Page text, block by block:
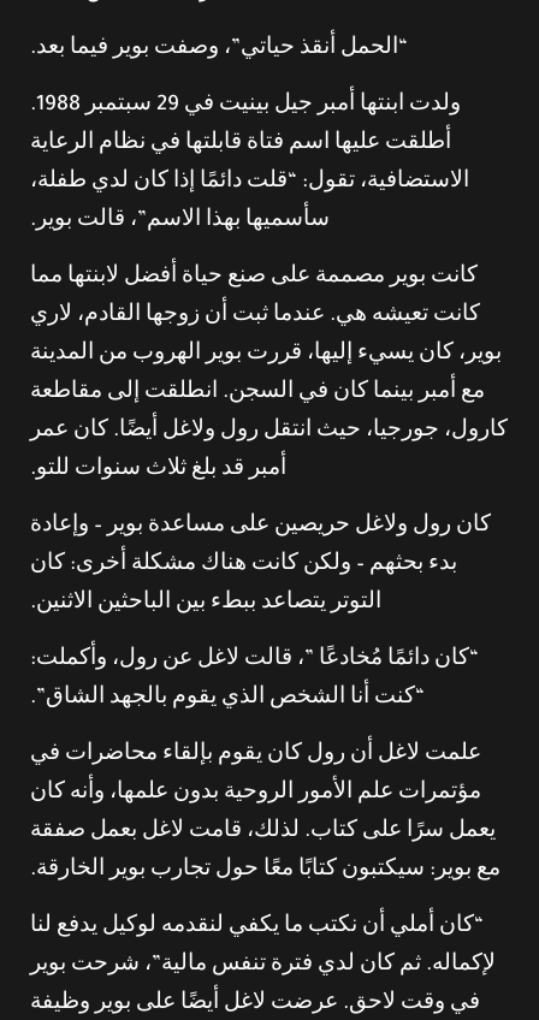
“الحمل أنقذ حياتي”، وصفت بوير فيما بعد.
ولدت ابنتها أمبر جيل بينيت في 29 سبتمبر 1988.
أطلقت عليها اسم فتاة قابلتها في نظام الرعاية
الاستضافية، تقول: “قلت دائمًا إذا كان لدي طفلة،
سأسميها بهذا الاسم”، قالت بوير.
كانت بوير مصممة على صنع حياة أفضل لابنتها مما
كانت تعيشه هي. عندما ثبت أن زوجها القادم، لاري
بوير، كان يسيء إليها، قررت بوير الهروب من المدينة
مع أمبر بينما كان في السجن. انطلقت إلى مقاطعة
كارول، جورجيا، حيث انتقل رول ولاغل أيضًا. كان عمر
أمبر قد بلغ ثلاث سنوات للتو.
كان رول ولاغل حريصين على مساعدة بوير – وإعادة
بدء بحثهم – ولكن كانت هناك مشكلة أخرى: كان
التوتر يتصاعد ببطء بين الباحثين الاثنين.
“كان دائمًا مُخادعًا ”، قالت لاغل عن رول، وأكملت:
“كنت أنا الشخص الذي يقوم بالجهد الشاق”.
علمت لاغل أن رول كان يقوم بإلقاء محاضرات في
مؤتمرات علم الأمور الروحية بدون علمها، وأنه كان
يعمل سرًا على كتاب. لذلك، قامت لاغل بعمل صفقة
مع بوير: سيكتبون كتابًا معًا حول تجارب بوير الخارقة.
“كان أملي أن نكتب ما يكفي لنقدمه لوكيل يدفع لنا
لإكماله. ثم كان لدي فترة تنفس مالية”، شرحت بوير
في وقت لاحق. عرضت لاغل أيضًا على بوير وظيفة